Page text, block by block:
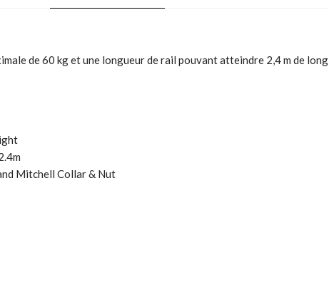
de 60 kg et une longueur de rail pouvant atteindre 2,4 m de long
Mitchell Collar & Nut